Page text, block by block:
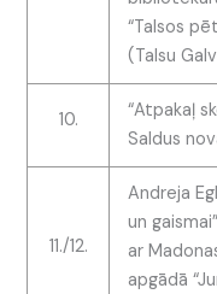
“Talsos
(Talsu
10.
“Atpakaļ
Saldus
11./12.
Andreja
un
ar
apgādā